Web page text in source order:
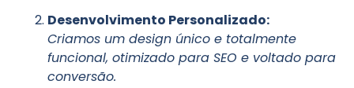
Desenvolvimento Personalizado:
Criamos um design único e totalmente
funcional, otimizado para SEO e voltado para
conversão.